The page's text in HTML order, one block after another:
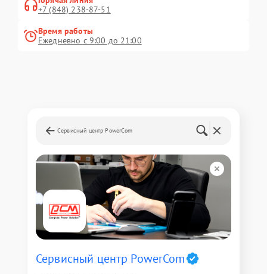
+7 (848) 238-87-51
Время работы
Ежедневно с 9:00 до 21:00
Сервисный центр PowerCom
Сервисный центр PowerCom